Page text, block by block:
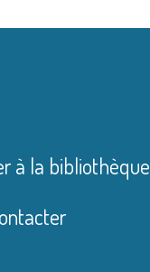
à la bibliothèque